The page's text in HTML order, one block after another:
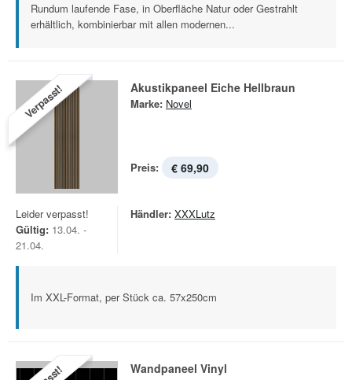
Rundum laufende Fase, in Oberfläche Natur oder Gestrahlt
erhältlich, kombinierbar mit allen modernen...
Verpasst! Akustikpaneel Eiche Hellbraun
Marke: Novel
Preis: € 69,90
Leider verpasst!
Gültig: 13.04. -
21.04.
Händler: XXXLutz
Im XXL-Format, per Stück ca. 57x250cm
Wandpaneel Vinyl